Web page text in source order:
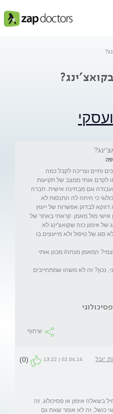
וחיים וצריכה לקבל כמה
לקדם אותי ממצב של תקיעות
וגם מבחינה אישית. חברה
כי היתה לה התנסות לא
דווקא לבדוק אפשרות של ייעוץ
אישי מול מאמן. קראתי באתר של
של אימון כזה שקואצ'ינג לא
של טיפול ולא מייעצים בו
המאמן מנחה/ מכוון אותי
נכון? זה לא משהו שמתחייבים
שיתוף
יובל
02.04.14 | 13:22
(0)
בשאלה אימון או פסיכולוג. זה
כושל, זה לא אומר שאת גם